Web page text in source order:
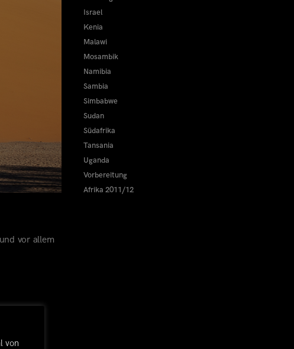
vor allem
Israel
Kenia
Malawi
Mosambik
Namibia
Sambia
Simbabwe
Sudan
Südafrika
Tansania
Uganda
Vorbereitung
Afrika 2011/12
von